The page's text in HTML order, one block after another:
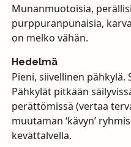
Munanmuotoisia,
purppuranpunaisia,
on melko vähän.
Hedelmä
Pieni, siivellinen pähkylä.
Pähkylät pitkään
perättömissä (vertaa
muutaman ‘kävyn’
kevättalvella.